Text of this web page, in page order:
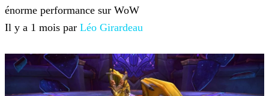
énorme performance sur WoW
Il y a 1 mois par Léo Girardeau